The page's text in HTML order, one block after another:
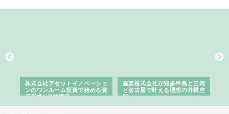
株式会社アセットイノベーショ
ンのワンルーム投資で始める資
産形成と老後準備
庭楽株式会社が知多半島と三河
と名古屋で叶える理想の外構空
間